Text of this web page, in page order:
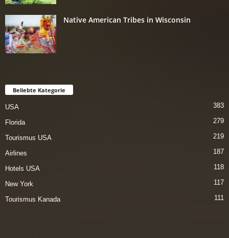
Native American Tribes in Wisconsin
Beliebte Kategorie
USA 383
Florida 279
Tourismus USA 219
Airlines 187
Hotels USA 118
New York 117
Tourismus Kanada 111